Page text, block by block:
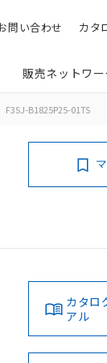
カタ
問い合わせ
販売ネットワー
F3SJ-B1825P25-01TS
カタロ
アル